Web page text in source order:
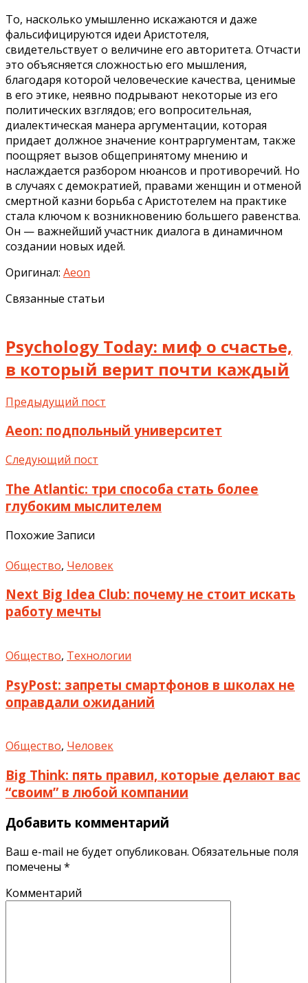
То, насколько умышленно искажаются и даже
фальсифицируются идеи Аристотеля,
свидетельствует о величине его авторитета. Отчасти
это объясняется сложностью его мышления,
благодаря которой человеческие качества, ценимые
в его этике, неявно подрывают некоторые из его
политических взглядов; его вопросительная,
диалектическая манера аргументации, которая
придает должное значение контраргументам, также
поощряет вызов общепринятому мнению и
наслаждается разбором нюансов и противоречий. Но
в случаях с демократией, правами женщин и отменой
смертной казни борьба с Аристотелем на практике
стала ключом к возникновению большего равенства.
Он — важнейший участник диалога в динамичном
создании новых идей.
Оригинал: Aeon
Связанные статьи
Psychology Today: миф о счастье,
в который верит почти каждый
Предыдущий пост
Aeon: подпольный университет
Следующий пост
The Atlantic: три способа стать более
глубоким мыслителем
Похожие Записи
Общество, Человек
Next Big Idea Club: почему не стоит искать
работу мечты
Общество, Технологии
PsyPost: запреты смартфонов в школах не
оправдали ожиданий
Общество, Человек
Big Think: пять правил, которые делают вас
“своим” в любой компании
Добавить комментарий
Ваш e-mail не будет опубликован. Обязательные поля
помечены *
Комментарий